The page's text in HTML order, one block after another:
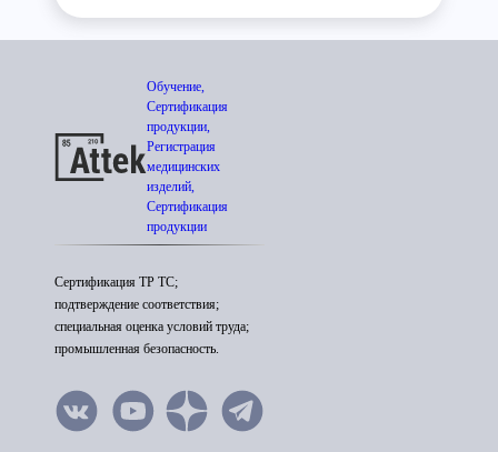
Обучение,
Сертификация
продукции,
Регистрация
медицинских
изделий,
Сертификация
продукции
Сертификация ТР ТС;
подтверждение соответствия;
специальная оценка условий труда;
промышленная безопасность.